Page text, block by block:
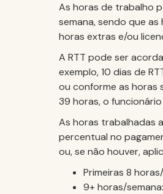
As horas de trabalho
semana, sendo que
horas extras e/ou
A RTT pode ser
exemplo, 10 dias de
ou conforme as horas
39 horas, o
As horas trabalhadas
percentual no
ou, se não houver,
Primeiras 8
9+ horas/